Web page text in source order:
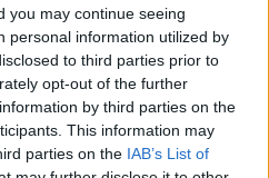
you may continue seeing
personal information utilized by
to third parties prior to
opt-out of the further
by third parties on the
This information may
parties on the IAB’s List of